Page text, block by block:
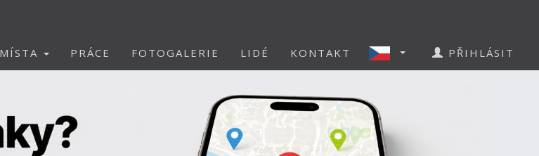
MÍSTA PRÁCE FOTOGALERIE LIDÉ KONTAKT PŘIHLÁSIT